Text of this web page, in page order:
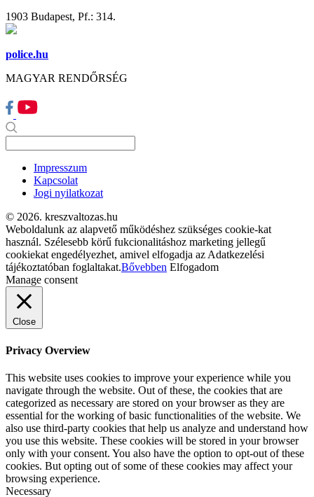
1903 Budapest, Pf.: 314.
police.hu
MAGYAR RENDŐRSÉG
Impresszum
Kapcsolat
Jogi nyilatkozat
© 2026. kreszvaltozas.hu
Weboldalunk az alapvető működéshez szükséges cookie-kat
használ. Szélesebb körű fukcionalitáshoz marketing jellegű
cookiekat engedélyezhet, amivel elfogadja az Adatkezelési
tájékoztatóban foglaltakat.Bővebben Elfogadom
Manage consent
Close
Privacy Overview
This website uses cookies to improve your experience while you
navigate through the website. Out of these, the cookies that are
categorized as necessary are stored on your browser as they are
essential for the working of basic functionalities of the website. We
also use third-party cookies that help us analyze and understand how
you use this website. These cookies will be stored in your browser
only with your consent. You also have the option to opt-out of these
cookies. But opting out of some of these cookies may affect your
browsing experience.
Necessary